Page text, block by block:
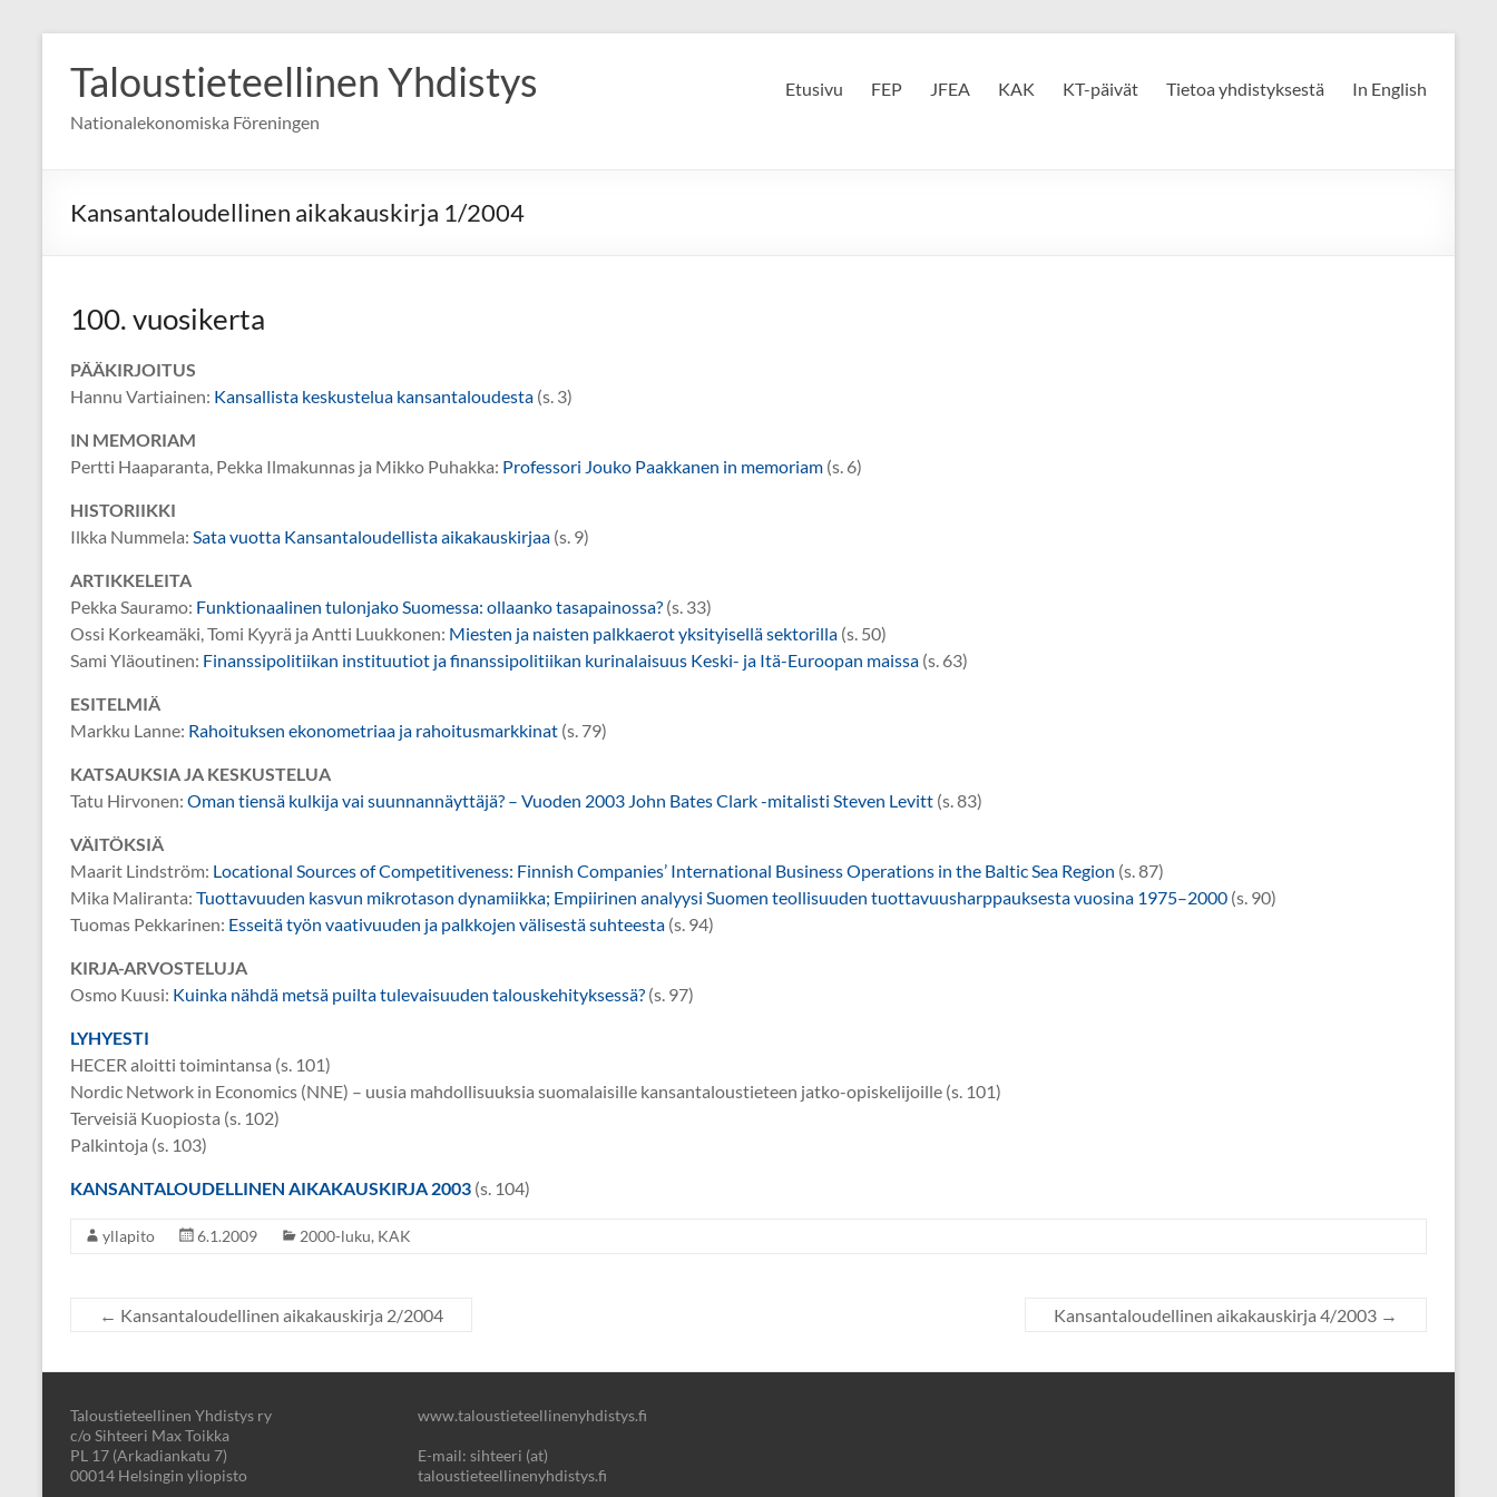
content
Taloustieteellinen Yhdistys
Nationalekonomiska Föreningen
Etusivu FEP JFEA KAK KT-päivät Tietoa yhdistyksestä In English
Kansantaloudellinen aikakauskirja 1/2004
100. vuosikerta
PÄÄKIRJOITUS
Hannu Vartiainen: Kansallista keskustelua kansantaloudesta (s. 3)
IN MEMORIAM
Pertti Haaparanta, Pekka Ilmakunnas ja Mikko Puhakka: Professori Jouko Paakkanen in memoriam (s. 6)
HISTORIIKKI
Ilkka Nummela: Sata vuotta Kansantaloudellista aikakauskirjaa (s. 9)
ARTIKKELEITA
Pekka Sauramo: Funktionaalinen tulonjako Suomessa: ollaanko tasapainossa? (s. 33)
Ossi Korkeamäki, Tomi Kyyrä ja Antti Luukkonen: Miesten ja naisten palkkaerot yksityisellä sektorilla (s. 50)
Sami Yläoutinen: Finanssipolitiikan instituutiot ja finanssipolitiikan kurinalaisuus Keski- ja Itä-Euroopan maissa (s. 63)
ESITELMIÄ
Markku Lanne: Rahoituksen ekonometriaa ja rahoitusmarkkinat (s. 79)
KATSAUKSIA JA KESKUSTELUA
Tatu Hirvonen: Oman tiensä kulkija vai suunnannäyttäjä? – Vuoden 2003 John Bates Clark -mitalisti Steven Levitt (s. 83)
VÄITÖKSIÄ
Maarit Lindström: Locational Sources of Competitiveness: Finnish Companies’ International Business Operations in the Baltic Sea Region (s. 87)
Mika Maliranta: Tuottavuuden kasvun mikrotason dynamiikka; Empiirinen analyysi Suomen teollisuuden tuottavuusharppauksesta vuosina 1975–2000 (s. 90)
Tuomas Pekkarinen: Esseitä työn vaativuuden ja palkkojen välisestä suhteesta (s. 94)
KIRJA-ARVOSTELUJA
Osmo Kuusi: Kuinka nähdä metsä puilta tulevaisuuden talouskehityksessä? (s. 97)
LYHYESTI
HECER aloitti toimintansa (s. 101)
Nordic Network in Economics (NNE) – uusia mahdollisuuksia suomalaisille kansantaloustieteen jatko-opiskelijoille (s. 101)
Terveisiä Kuopiosta (s. 102)
Palkintoja (s. 103)
KANSANTALOUDELLINEN AIKAKAUSKIRJA 2003 (s. 104)
yllapito 6.1.2009 2000-luku, KAK
← Kansantaloudellinen aikakauskirja 2/2004 Kansantaloudellinen aikakauskirja 4/2003 →
Taloustieteellinen Yhdistys ry
c/o Sihteeri Max Toikka
PL 17 (Arkadiankatu 7)
00014 Helsingin yliopisto
www.taloustieteellinenyhdistys.fi
E-mail: sihteeri (at)
taloustieteellinenyhdistys.fi